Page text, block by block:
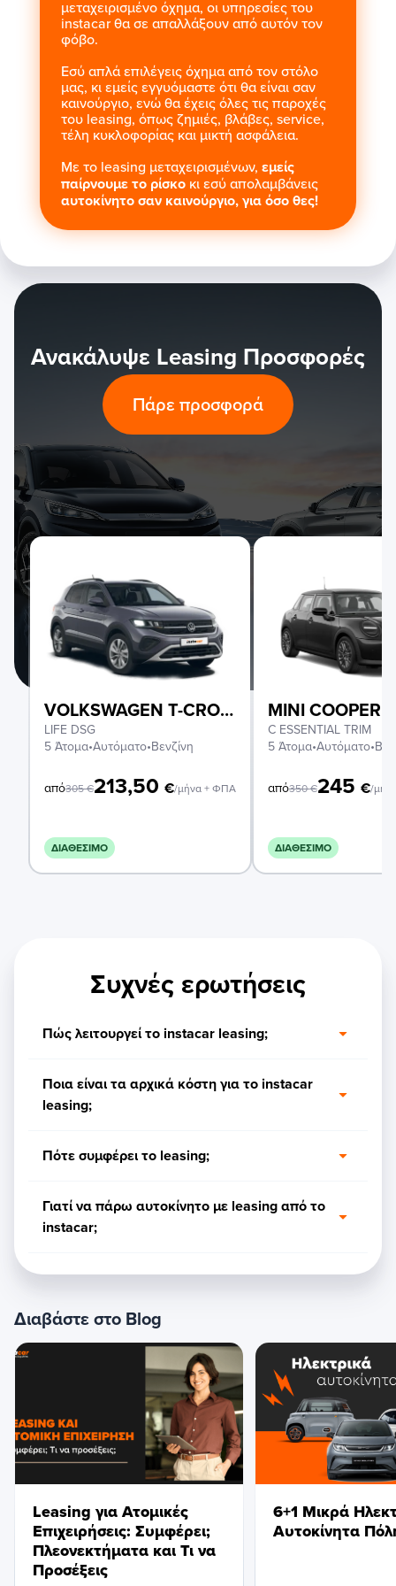
μεταχειρισμένο όχημα, οι υπηρεσίες του
instacar θα σε απαλλάξουν από αυτόν τον
φόβο.
Εσύ απλά επιλέγεις όχημα από τον στόλο
μας, κι εμείς εγγυόμαστε ότι θα είναι σαν
καινούργιο, ενώ θα έχεις όλες τις παροχές
του leasing, όπως ζημιές, βλάβες, service,
τέλη κυκλοφορίας και μικτή ασφάλεια.
Με το leasing μεταχειρισμένων, εμείς
παίρνουμε το ρίσκοκι εσύ απολαμβάνεις
αυτοκίνητο σαν καινούργιο, για όσο θες!
Ανακάλυψε Leasing Προσφορές
Πάρε προσφορά
VOLKSWAGEN T-CROSS
LIFE DSG
5 Άτομα•Αυτόματο•Βενζίνη
από305€213,50 €/μήνα + ΦΠΑ
ΔΙΑΘΈΣΙΜΟ
MINI COOPER
C ESSENTIAL TRIM
5 Άτομα•Αυτόματο•
από350€245 €/
ΔΙΑΘΈΣΙΜΟ
Συχνές ερωτήσεις
Πώς λειτουργεί το instacar leasing;
Ποια είναι τα αρχικά κόστη για το instacar
leasing;
Πότε συμφέρει το leasing;
Γιατί να πάρω αυτοκίνητο με leasing από τo
instacar;
Διαβάστε στο Blog
Leasing για Ατομικές
Επιχειρήσεις: Συμφέρει;
Πλεονεκτήματα και Τι να
Προσέξεις
6+1 Μικρά
Αυτοκίνητα